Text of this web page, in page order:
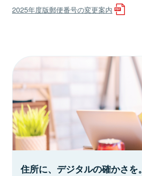
2025年度版郵便番号の変更案内
住所に、デジタルの確かさを。